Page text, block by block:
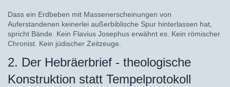
Dass ein Erdbeben mit Massenerscheinungen von
Auferstandenen keinerlei außerbiblische Spur hinterlassen hat,
spricht Bände. Kein Flavius Josephus erwähnt es. Kein römischer
Chronist. Kein jüdischer Zeitzeuge.
2. Der Hebräerbrief - theologische
Konstruktion statt Tempelprotokoll